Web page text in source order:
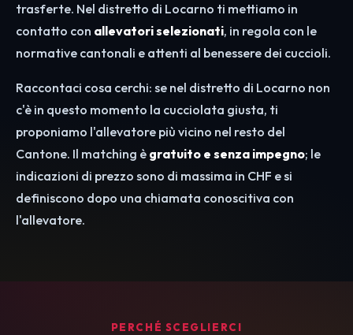
trasferte. Nel distretto di Locarno ti mettiamo in
contatto con allevatori selezionati, in regola con le
normative cantonali e attenti al benessere dei cuccioli.
Raccontaci cosa cerchi: se nel distretto di Locarno non
c'è in questo momento la cucciolata giusta, ti
proponiamo l'allevatore più vicino nel resto del
Cantone. Il matching è gratuito e senza impegno; le
indicazioni di prezzo sono di massima in CHF e si
definiscono dopo una chiamata conoscitiva con
l'allevatore.
PERCHÉ SCEGLIERCI